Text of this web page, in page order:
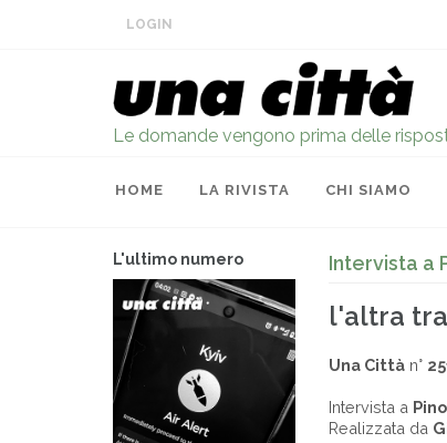
LOGIN
Le domande vengono prima delle
HOME LA RIVISTA CHI SIAMO
L'ultimo numero Intervista a
l'altra
Una Città n°
Intervista a
Realizzata da